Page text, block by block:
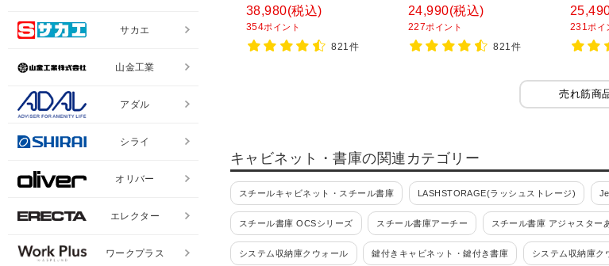
800×奥行400×高さ1850mm
38,980(税込)
354ポイント
821件
付き 幅800×奥行400×高さ
1100mm
24,990(税込)
227ポイント
821件
ス付き
1100mm
231ポイ
売れ筋商
キャビネット・書庫の関連カテゴリー
スチールキャビネット・スチール書庫 LASHSTORAGE(ラッシュストレージ)
スチール書庫 OCSシリーズ スチール書庫アーチー スチール書庫 アジャスター
システム収納庫クウォール 鍵付きキャビネット・鍵付き書庫 システム収納庫ク
サカエ
山金工業
アダル
シライ
オリバー
エレクター
ワークプラス